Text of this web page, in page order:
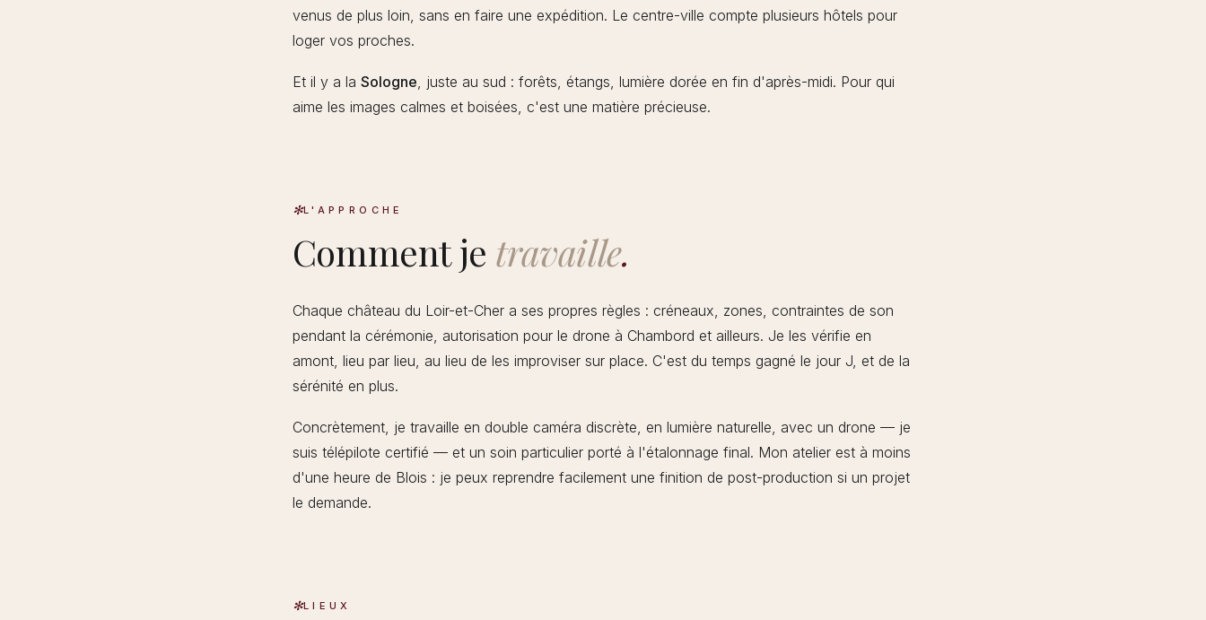
venus de plus loin, sans en faire une expédition. Le centre-ville compte plusieurs hôtels pour
loger vos proches.
Et il y a la Sologne, juste au sud : forêts, étangs, lumière dorée en fin d'après-midi. Pour qui
aime les images calmes et boisées, c'est une matière précieuse.
L'APPROCHE
Comment je travaille.
Chaque château du Loir-et-Cher a ses propres règles : créneaux, zones, contraintes de son
pendant la cérémonie, autorisation pour le drone à Chambord et ailleurs. Je les vérifie en
amont, lieu par lieu, au lieu de les improviser sur place. C'est du temps gagné le jour J, et de la
sérénité en plus.
Concrètement, je travaille en double caméra discrète, en lumière naturelle, avec un drone — je
suis télépilote certifié — et un soin particulier porté à l'étalonnage final. Mon atelier est à moins
d'une heure de Blois : je peux reprendre facilement une finition de post-production si un projet
le demande.
LIEUX